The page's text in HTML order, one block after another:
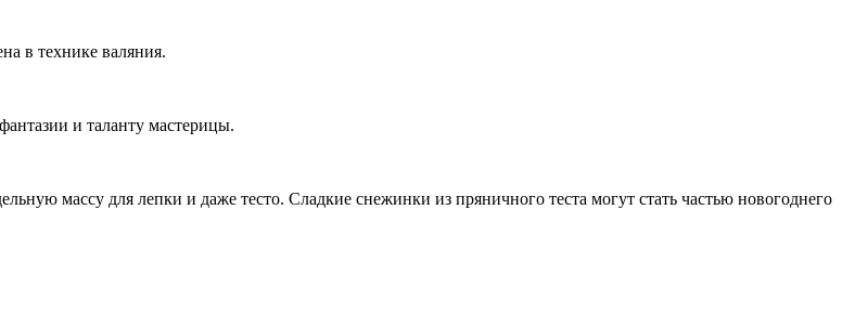
в технике валяния.
и таланту мастерицы.
массу для лепки и даже тесто. Сладкие снежинки из пряничного теста могут стать частью новогоднего